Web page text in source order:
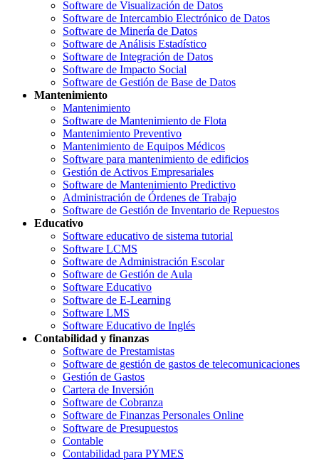
Software de Visualización de Datos
Software de Intercambio Electrónico de Datos
Software de Minería de Datos
Software de Análisis Estadístico
Software de Integración de Datos
Software de Impacto Social
Software de Gestión de Base de Datos
Mantenimiento
Mantenimiento
Software de Mantenimiento de Flota
Mantenimiento Preventivo
Mantenimiento de Equipos Médicos
Software para mantenimiento de edificios
Gestión de Activos Empresariales
Software de Mantenimiento Predictivo
Administración de Órdenes de Trabajo
Software de Gestión de Inventario de Repuestos
Educativo
Software educativo de sistema tutorial
Software LCMS
Software de Administración Escolar
Software de Gestión de Aula
Software Educativo
Software de E-Learning
Software LMS
Software Educativo de Inglés
Contabilidad y finanzas
Software de Prestamistas
Software de gestión de gastos de telecomunicaciones
Gestión de Gastos
Cartera de Inversión
Software de Cobranza
Software de Finanzas Personales Online
Software de Presupuestos
Contable
Contabilidad para PYMES